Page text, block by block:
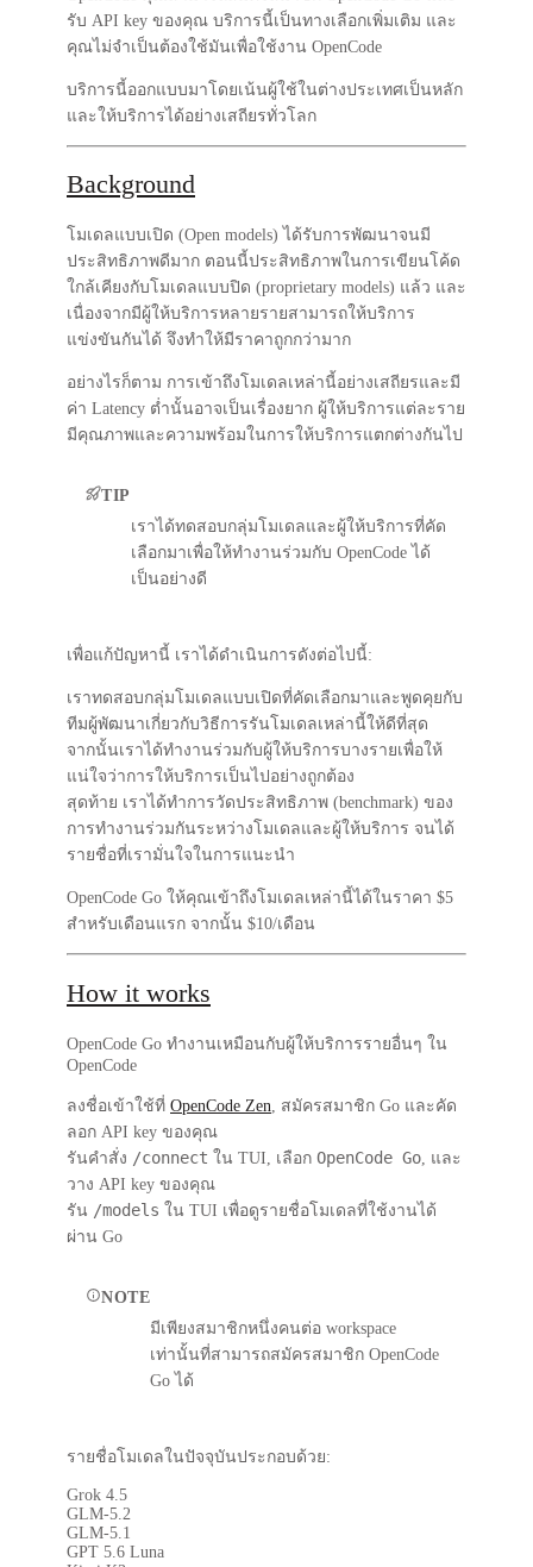
รับ API key ของคุณ บริการนี้เป็นทางเลือกเพิ่มเติม และ
คุณไม่จำเป็นต้องใช้มันเพื่อใช้งาน OpenCode
บริการนี้ออกแบบมาโดยเน้นผู้ใช้ในต่างประเทศเป็นหลัก
และให้บริการได้อย่างเสถียรทั่วโลก
Background
โมเดลแบบเปิด (Open models) ได้รับการพัฒนาจนมี
ประสิทธิภาพดีมาก ตอนนี้ประสิทธิภาพในการเขียนโค้ด
ใกล้เคียงกับโมเดลแบบปิด (proprietary models) แล้ว และ
เนื่องจากมีผู้ให้บริการหลายรายสามารถให้บริการ
แข่งขันกันได้ จึงทำให้มีราคาถูกกว่ามาก
อย่างไรก็ตาม การเข้าถึงโมเดลเหล่านี้อย่างเสถียรและมี
ค่า Latency ต่ำนั้นอาจเป็นเรื่องยาก ผู้ให้บริการแต่ละราย
มีคุณภาพและความพร้อมในการให้บริการแตกต่างกันไป
TIP
เราได้ทดสอบกลุ่มโมเดลและผู้ให้บริการที่คัด
เลือกมาเพื่อให้ทำงานร่วมกับ OpenCode ได้
เป็นอย่างดี
เพื่อแก้ปัญหานี้ เราได้ดำเนินการดังต่อไปนี้:
เราทดสอบกลุ่มโมเดลแบบเปิดที่คัดเลือกมาและพูดคุยกับ
ทีมผู้พัฒนาเกี่ยวกับวิธีการรันโมเดลเหล่านี้ให้ดีที่สุด
จากนั้นเราได้ทำงานร่วมกับผู้ให้บริการบางรายเพื่อให้
แน่ใจว่าการให้บริการเป็นไปอย่างถูกต้อง
สุดท้าย เราได้ทำการวัดประสิทธิภาพ (benchmark) ของ
การทำงานร่วมกันระหว่างโมเดลและผู้ให้บริการ จนได้
รายชื่อที่เรามั่นใจในการแนะนำ
OpenCode Go ให้คุณเข้าถึงโมเดลเหล่านี้ได้ในราคา $5
สำหรับเดือนแรก จากนั้น $10/เดือน
How it works
OpenCode Go ทำงานเหมือนกับผู้ให้บริการรายอื่นๆ ใน
OpenCode
ลงชื่อเข้าใช้ที่ OpenCode Zen , สมัครสมาชิก Go และคัด
ลอก API key ของคุณ
รันคำสั่ง /connect ใน TUI, เลือก OpenCode Go , และ
วาง API key ของคุณ
รัน /models ใน TUI เพื่อดูรายชื่อโมเดลที่ใช้งานได้
ผ่าน Go
NOTE
มีเพียงสมาชิกหนึ่งคนต่อ workspace
เท่านั้นที่สามารถสมัครสมาชิก OpenCode
Go ได้
รายชื่อโมเดลในปัจจุบันประกอบด้วย:
Grok 4.5
GLM-5.2
GLM-5.1
GPT 5.6 Luna